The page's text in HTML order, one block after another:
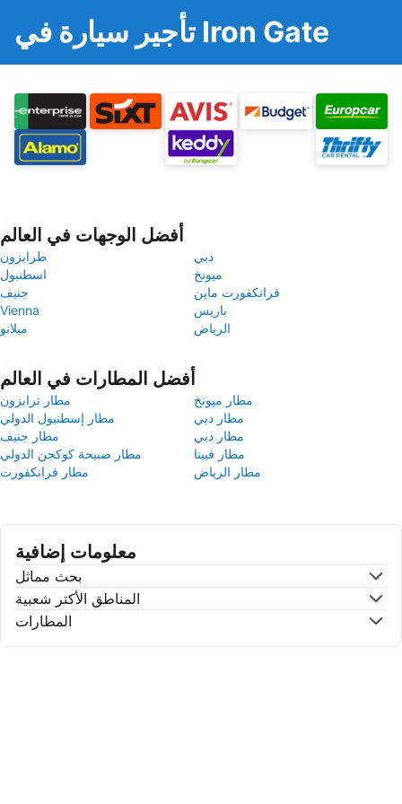
تأجير سيارة في Iron Gate
أفضل الوجهات في العالم
طرابزون
دبي
اسطنبول
ميونخ
جنيف
فرانكفورت ماين
Vienna
باريس
ميلانو
الرياض
أفضل المطارات في العالم
مطار ترابزون
مطار ميونخ
مطار إسطنبول الدولي
مطار دبي
مطار جنيف
مطار دبي
مطار صبيحة كوكجن الدولي
مطار فيينا
مطار فرانكفورت
مطار الرياض
معلومات إضافية
بحث مماثل
المناطق الأكتر شعبية
المطارات